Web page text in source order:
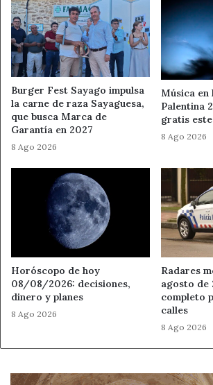
Ahora León Noticas
Semana Cultural de Modino
Burger Fest Sayago impulsa
la carne de raza Sayaguesa,
que busca Marca de
Garantía en 2027
8 Ago 2026
Música en
Palentina
gratis
8 Ago 2026
Horóscopo de hoy
08/08/2026: decisiones,
dinero y planes
8 Ago 2026
Radares
agosto de
completo
calles
8 Ago 2026